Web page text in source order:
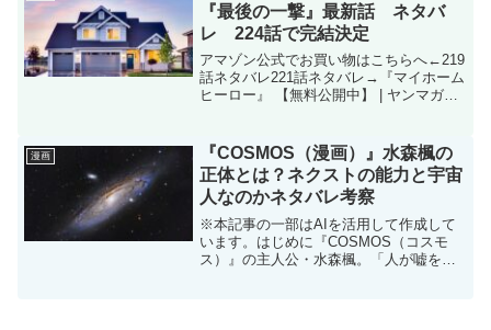
『最後の一撃』最新話 ネタバ
レ 224話で完結決定
アマゾン公式でお買い物はこちらへ←219
話ネタバレ221話ネタバレ→『マイホーム
ヒーロー』 【無料公開中】 | ヤンマガ
話】「最後の一撃...
漫画
『COSMOS（漫画）』水森楓の
正体とは？ネクストの能力と宇宙
人なのかネタバレ考察
※本記事の一部はAIを活用して作成して
います。はじめに『COSMOS（コスモ
ス）』の主人公・水森楓。「人が嘘をつ